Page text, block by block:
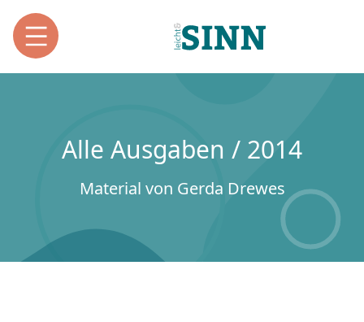
Alle Ausgaben / 2014
Material von Gerda Drewes